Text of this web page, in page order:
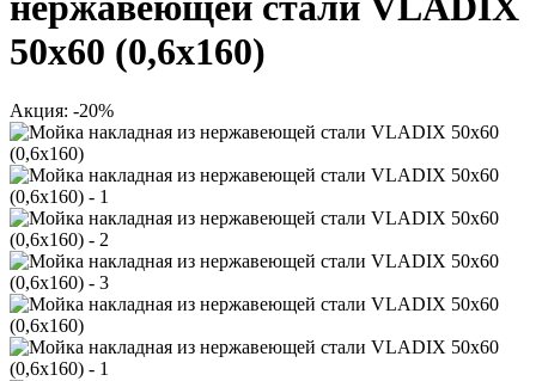
50х60 (0,6х160)
Акция: -20%